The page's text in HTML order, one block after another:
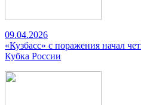
09.04.2026
«Кузбасс» с поражения начал
Кубка России